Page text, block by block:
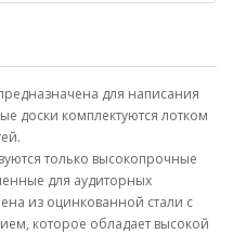
для написания
доски комплектуются лотком
только высокопрочные
для аудиторных
из оцинкованной стали с
которое обладает высокой